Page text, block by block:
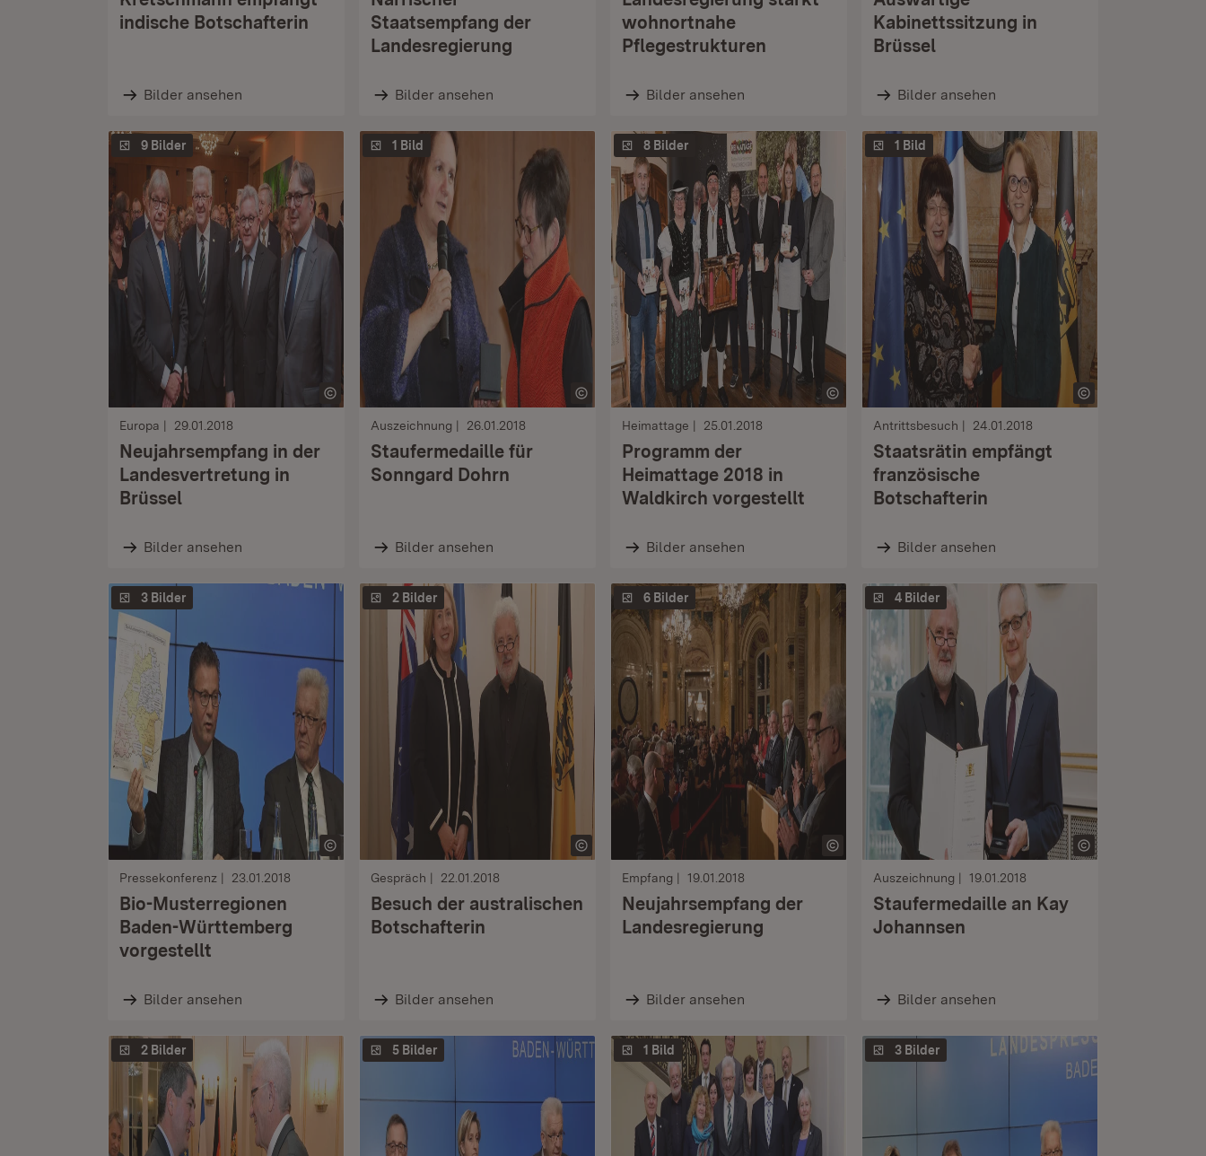
indische Botschafterin
Bilder ansehen
Staatsempfang der
Landesregierung
Bilder ansehen
wohnortnahe
Pflegestrukturen
Bilder ansehen
Kabinettssitzung in
Brüssel
Bilder ansehen
9 Bilder
Europa 29.01.2018
Neujahrsempfang in der
Landesvertretung in
Brüssel
Bilder ansehen
1 Bild
Auszeichnung 26.01.2018
Staufermedaille für
Sonngard Dohrn
Bilder ansehen
8 Bilder
Heimattage 25.01.2018
Programm der
Heimattage 2018 in
Waldkirch vorgestellt
Bilder ansehen
1 Bild
Antrittsbesuch 24.01.2018
Staatsrätin empfängt
französische
Botschafterin
Bilder ansehen
3 Bilder
Pressekonferenz 23.01.2018
Bio-Musterregionen
Baden-Württemberg
vorgestellt
Bilder ansehen
2 Bilder
Gespräch 22.01.2018
Besuch der australischen
Botschafterin
Bilder ansehen
6 Bilder
Empfang 19.01.2018
Neujahrsempfang der
Landesregierung
Bilder ansehen
4 Bilder
Auszeichnung 19.01.2018
Staufermedaille an Kay
Johannsen
Bilder ansehen
2 Bilder 5 Bilder 1 Bild 3 Bilder